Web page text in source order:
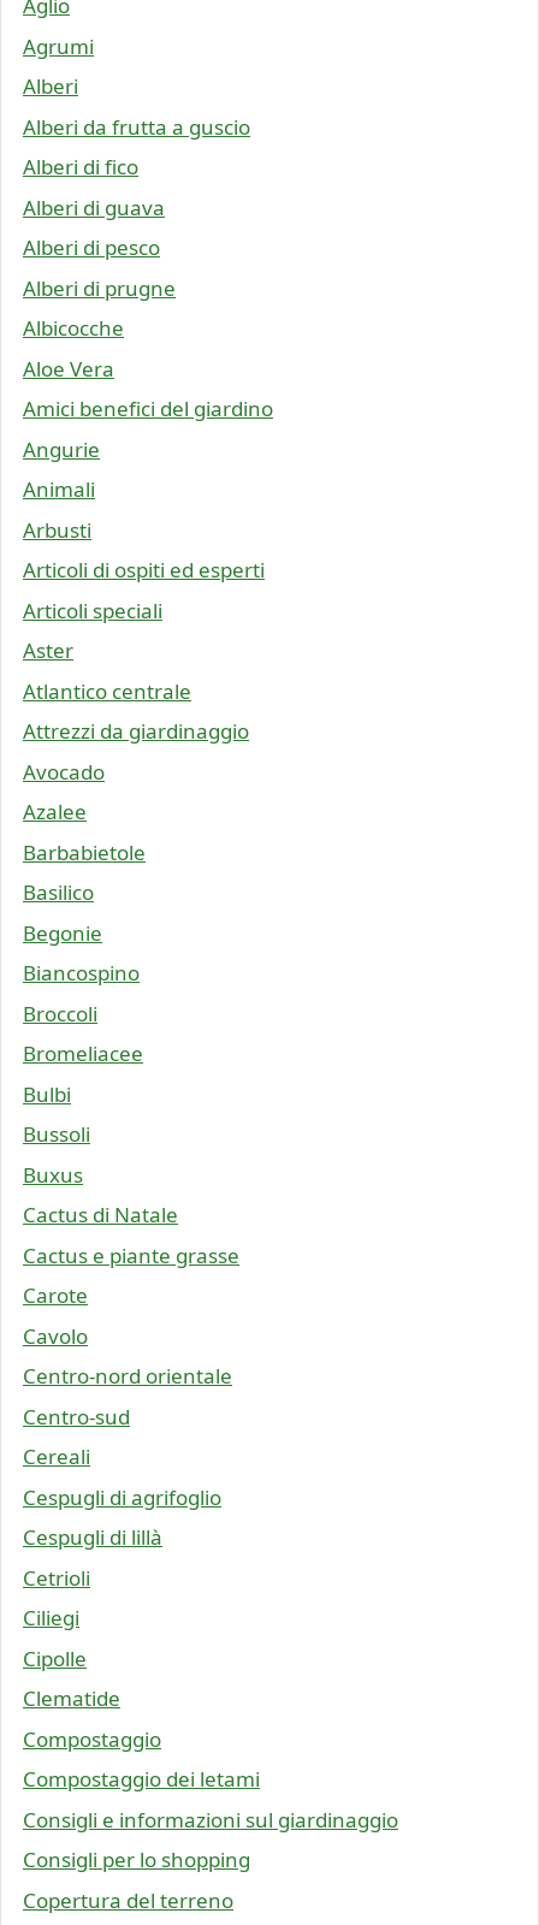
Aglio
Agrumi
Alberi
Alberi da frutta a guscio
Alberi di fico
Alberi di guava
Alberi di pesco
Alberi di prugne
Albicocche
Aloe Vera
Amici benefici del giardino
Angurie
Animali
Arbusti
Articoli di ospiti ed esperti
Articoli speciali
Aster
Atlantico centrale
Attrezzi da giardinaggio
Avocado
Azalee
Barbabietole
Basilico
Begonie
Biancospino
Broccoli
Bromeliacee
Bulbi
Bussoli
Buxus
Cactus di Natale
Cactus e piante grasse
Carote
Cavolo
Centro-nord orientale
Centro-sud
Cereali
Cespugli di agrifoglio
Cespugli di lillà
Cetrioli
Ciliegi
Cipolle
Clematide
Compostaggio
Compostaggio dei letami
Consigli e informazioni sul giardinaggio
Consigli per lo shopping
Copertura del terreno